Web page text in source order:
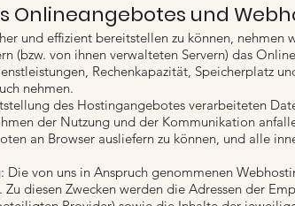
Onlineangebotes und
und effizient bereitstellen zu können,
(bzw. von ihnen verwalteten Servern) das
Rechenkapazität, Speicherplatz
nehmen.
des Hostingangebotes verarbeiteten
der Nutzung und der Kommunikation
an Browser ausliefern zu können, und alle
Die von uns in Anspruch genommenen
diesen Zwecken werden die Adressen der